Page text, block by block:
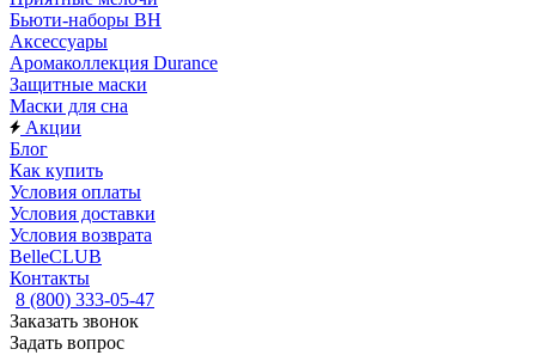
Бьюти-наборы ВН
Аксессуары
Аромаколлекция Durance
Защитные маски
Маски для сна
Акции
Блог
Как купить
Условия оплаты
Условия доставки
Условия возврата
BelleCLUB
Контакты
8 (800) 333-05-47
Заказать звонок
Задать вопрос